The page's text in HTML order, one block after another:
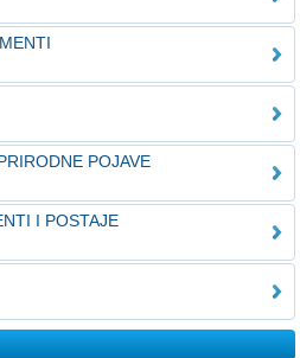
POJAVE
I POSTAJE